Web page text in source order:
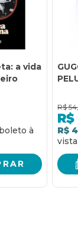
a vida
R$
R$
R$